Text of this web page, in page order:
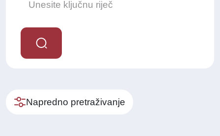
Napredno pretraživanje